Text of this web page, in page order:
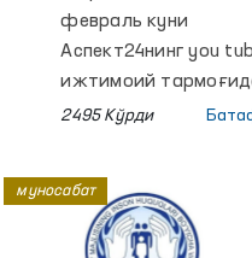
хабар
томонидан
ўрганилмоқда
февраль куни
Аспект24нинг you tube
ижтимоий
саҳифасида
солишдими”
остида видеохабар
2495 Кўрди
муносабат